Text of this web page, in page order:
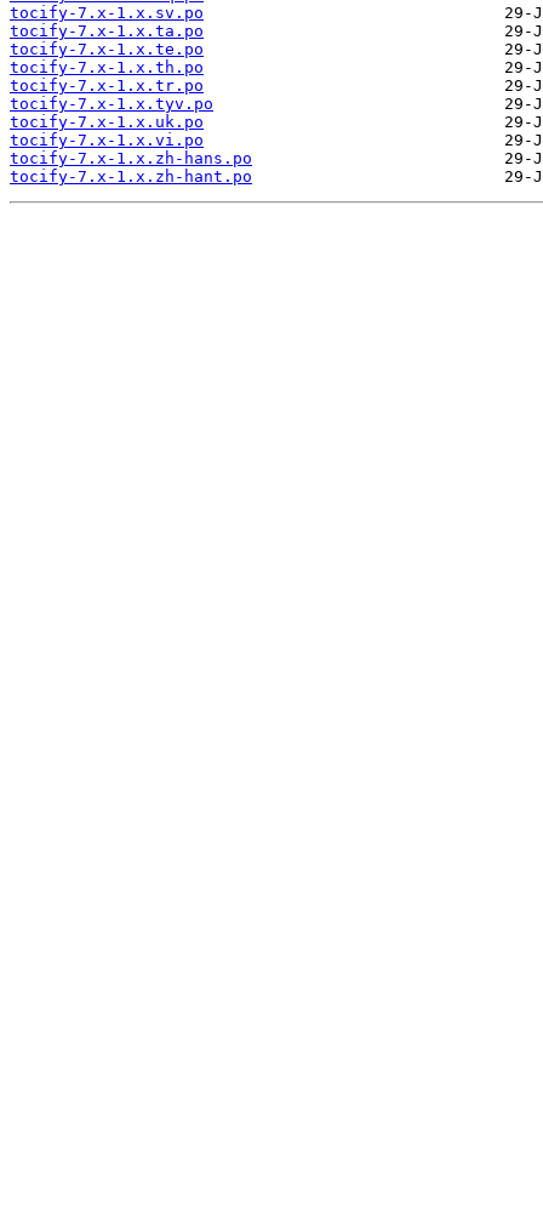
tocify-7.x-1.x.sv.po
tocify-7.x-1.x.ta.po
tocify-7.x-1.x.te.po
tocify-7.x-1.x.th.po
tocify-7.x-1.x.tr.po
tocify-7.x-1.x.tyv.po
tocify-7.x-1.x.uk.po
tocify-7.x-1.x.vi.po
tocify-7.x-1.x.zh-hans.po
tocify-7.x-1.x.zh-hant.po